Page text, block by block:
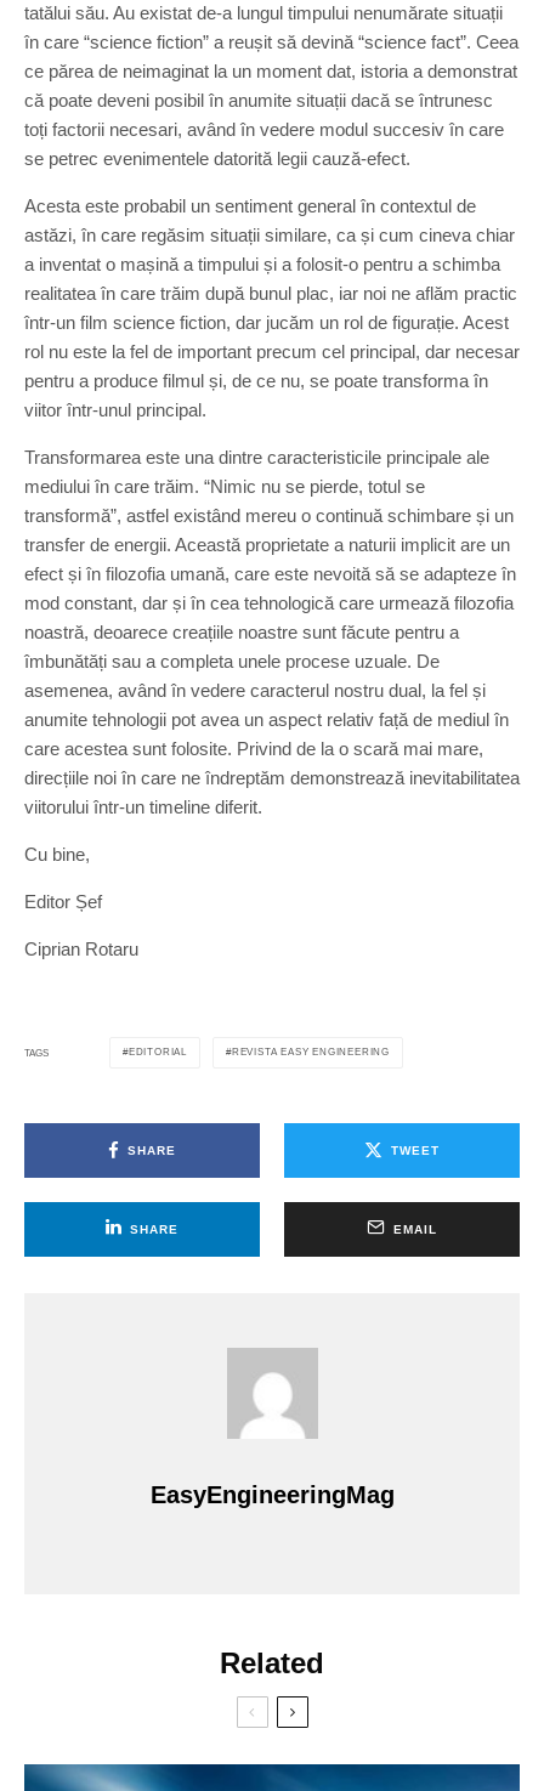
tatălui său. Au existat de-a lungul timpului nenumărate situații
în care “science fiction” a reușit să devină “science fact”. Ceea
ce părea de neimaginat la un moment dat, istoria a demonstrat
că poate deveni posibil în anumite situații dacă se întrunesc
toți factorii necesari, având în vedere modul succesiv în care
se petrec evenimentele datorită legii cauză-efect.
Acesta este probabil un sentiment general în contextul de
astăzi, în care regăsim situații similare, ca și cum cineva chiar
a inventat o mașină a timpului și a folosit-o pentru a schimba
realitatea în care trăim după bunul plac, iar noi ne aflăm practic
într-un film science fiction, dar jucăm un rol de figurație. Acest
rol nu este la fel de important precum cel principal, dar necesar
pentru a produce filmul și, de ce nu, se poate transforma în
viitor într-unul principal.
Transformarea este una dintre caracteristicile principale ale
mediului în care trăim. “Nimic nu se pierde, totul se
transformă”, astfel existând mereu o continuă schimbare și un
transfer de energii. Această proprietate a naturii implicit are un
efect și în filozofia umană, care este nevoită să se adapteze în
mod constant, dar și în cea tehnologică care urmează filozofia
noastră, deoarece creațiile noastre sunt făcute pentru a
îmbunătăți sau a completa unele procese uzuale. De
asemenea, având în vedere caracterul nostru dual, la fel și
anumite tehnologii pot avea un aspect relativ față de mediul în
care acestea sunt folosite. Privind de la o scară mai mare,
direcțiile noi în care ne îndreptăm demonstrează inevitabilitatea
viitorului într-un timeline diferit.
Cu bine,
Editor Șef
Ciprian Rotaru
TAGS EDITORIAL REVISTA EASY ENGINEERING
SHARE TWEET
SHARE EMAIL
EasyEngineeringMag
Related